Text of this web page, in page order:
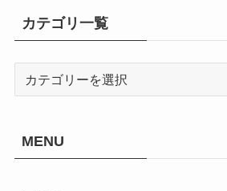
カテゴリ一覧
MENU